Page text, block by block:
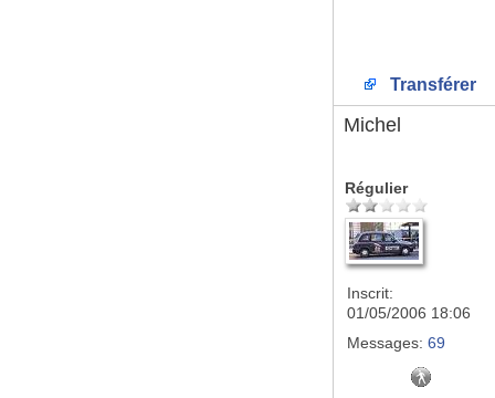
Transférer
Michel
Régulier
Inscrit:
01/05/2006 18:06
Messages: 69